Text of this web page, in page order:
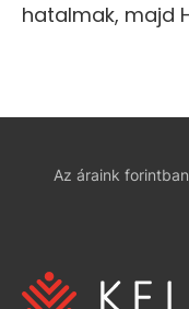
hatalmak, majd
Az áraink